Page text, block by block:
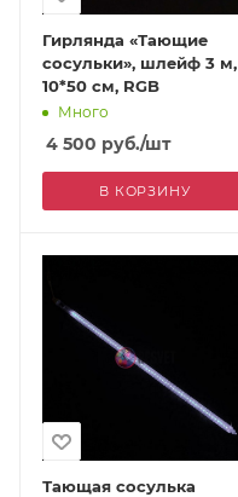
Гирлянда «Тающие
сосульки», шлейф 3 м,
10*50 см, RGB
Много
4 500 руб./шт
В КОРЗИНУ
Тающая сосулька